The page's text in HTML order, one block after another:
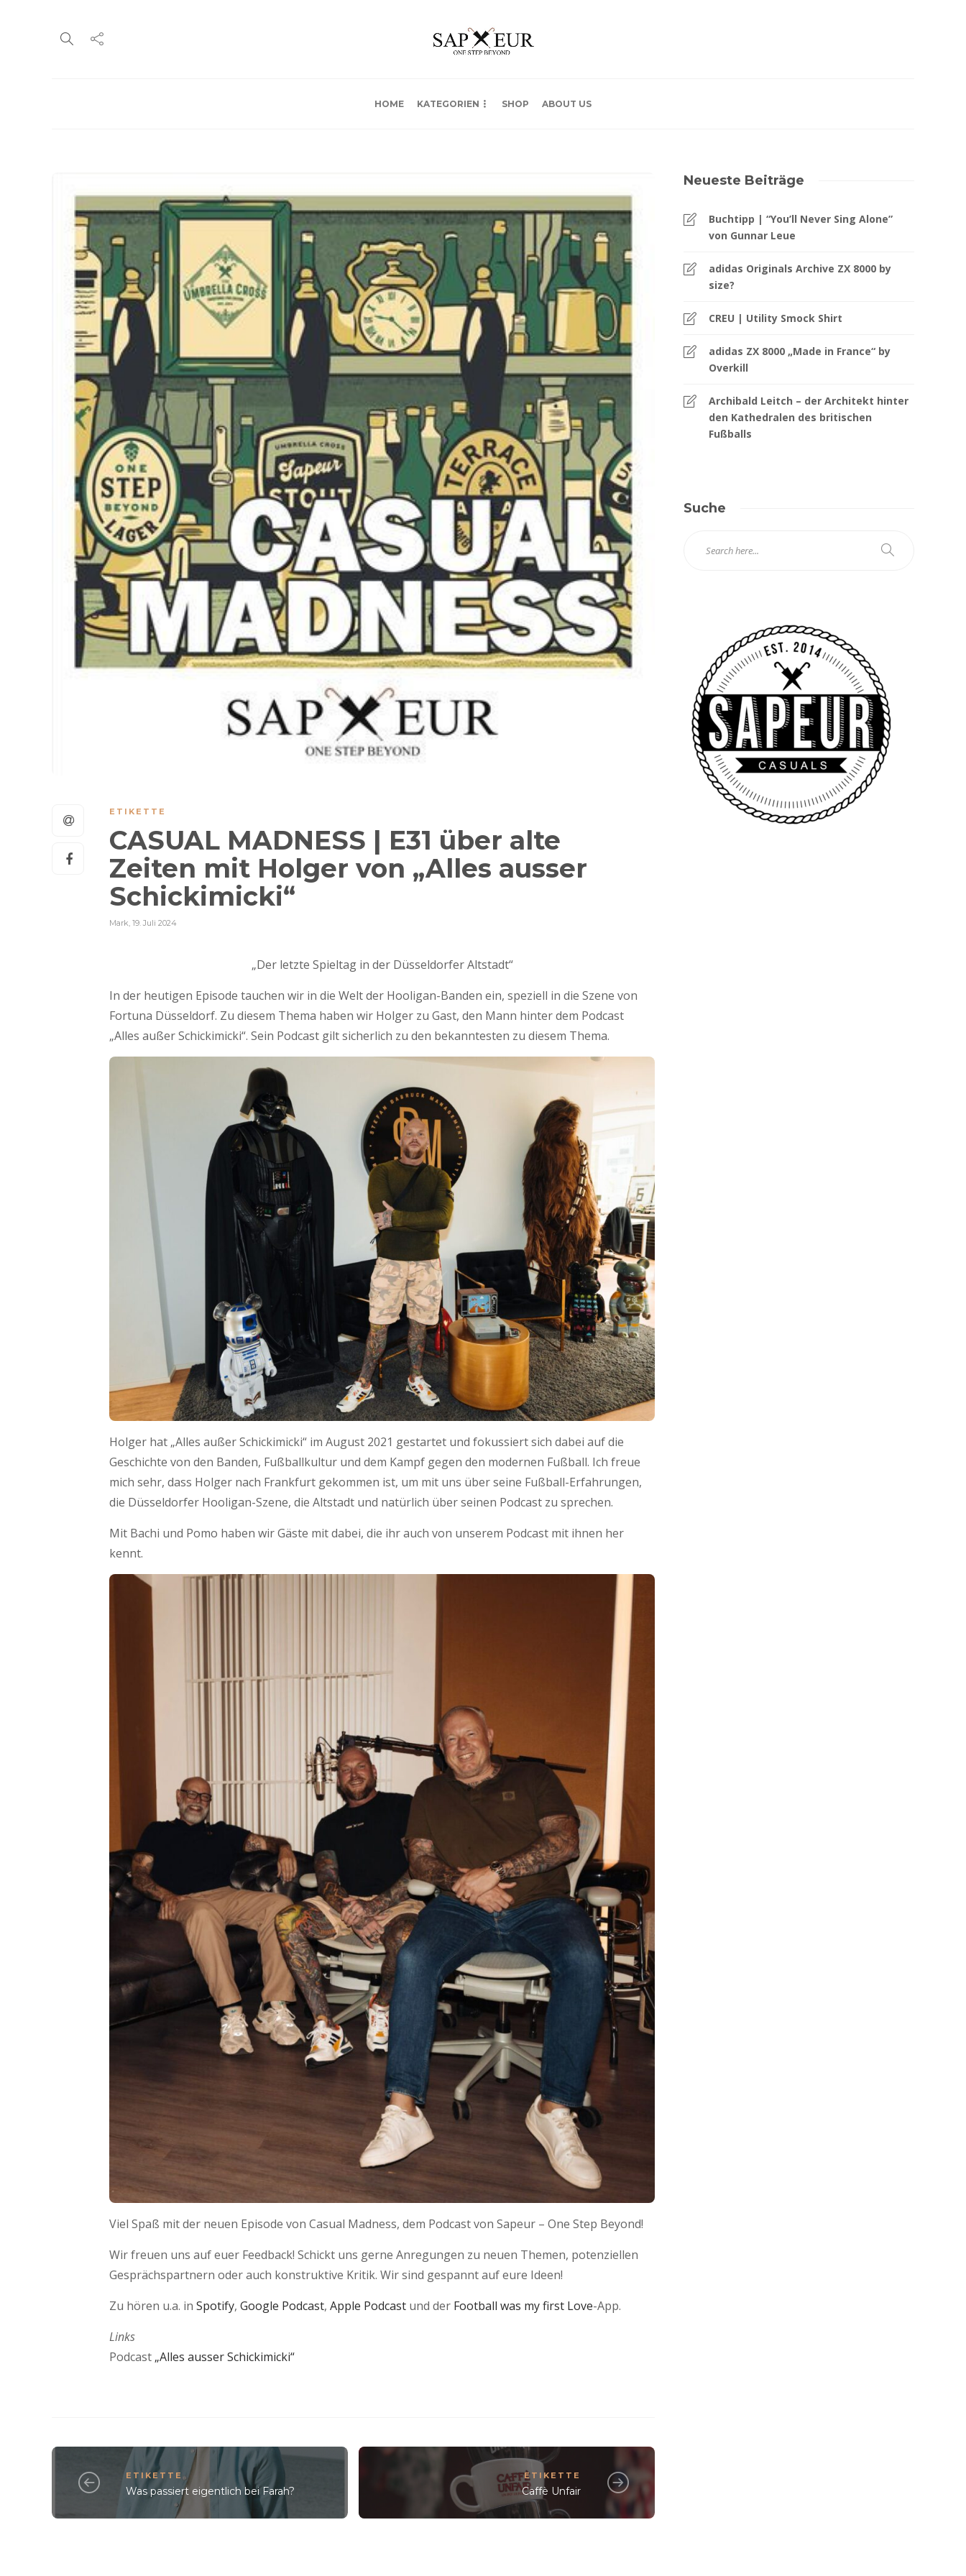
HOME KATEGORIEN SHOP ABOUT US
ETIKETTE
CASUAL MADNESS | E31 über alte
Zeiten mit Holger von „Alles ausser
Schickimicki“
Mark, 19. Juli 2024
„Der letzte Spieltag in der Düsseldorfer Altstadt“
In der heutigen Episode tauchen wir in die Welt der Hooligan-Banden ein, speziell in die Szene von
Fortuna Düsseldorf. Zu diesem Thema haben wir Holger zu Gast, den Mann hinter dem Podcast
„Alles außer Schickimicki“. Sein Podcast gilt sicherlich zu den bekanntesten zu diesem Thema.
Holger hat „Alles außer Schickimicki“ im August 2021 gestartet und fokussiert sich dabei auf die
Geschichte von den Banden, Fußballkultur und dem Kampf gegen den modernen Fußball. Ich freue
mich sehr, dass Holger nach Frankfurt gekommen ist, um mit uns über seine Fußball-Erfahrungen,
die Düsseldorfer Hooligan-Szene, die Altstadt und natürlich über seinen Podcast zu sprechen.
Mit Bachi und Pomo haben wir Gäste mit dabei, die ihr auch von unserem Podcast mit ihnen her
kennt.
Viel Spaß mit der neuen Episode von Casual Madness, dem Podcast von Sapeur – One Step Beyond!
Wir freuen uns auf euer Feedback! Schickt uns gerne Anregungen zu neuen Themen, potenziellen
Gesprächspartnern oder auch konstruktive Kritik. Wir sind gespannt auf eure Ideen!
Zu hören u.a. in Spotify, Google Podcast, Apple Podcast und der Football was my first Love-App.
Links
Podcast „Alles ausser Schickimicki“
ETIKETTE
Was passiert eigentlich bei Farah?
ETIKETTE
Caffè Unfair
Neueste Beiträge
Buchtipp | “You’ll Never Sing Alone”
von Gunnar Leue
adidas Originals Archive ZX 8000 by
size?
CREU | Utility Smock Shirt
adidas ZX 8000 „Made in France“ by
Overkill
Archibald Leitch – der Architekt hinter
den Kathedralen des britischen
Fußballs
Suche